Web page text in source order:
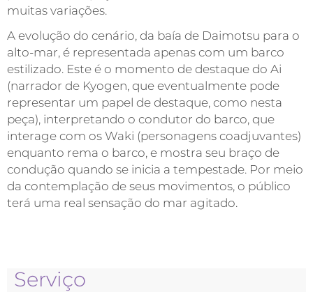
muitas variações.
A evolução do cenário, da baía de Daimotsu para o
alto-mar, é representada apenas com um barco
estilizado. Este é o momento de destaque do Ai
(narrador de Kyogen, que eventualmente pode
representar um papel de destaque, como nesta
peça), interpretando o condutor do barco, que
interage com os Waki (personagens coadjuvantes)
enquanto rema o barco, e mostra seu braço de
condução quando se inicia a tempestade. Por meio
da contemplação de seus movimentos, o público
terá uma real sensação do mar agitado.
Serviço